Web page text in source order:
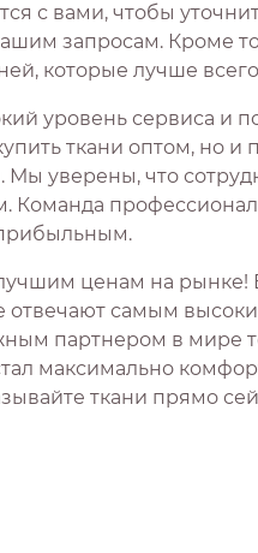
с вами, чтобы
запросам. Кроме
которые лучше
уровень сервиса и
ткани оптом, но и
уверены, что
Команда
ценам на
отвечают самым
партнером в мире
максимально
ткани прямо